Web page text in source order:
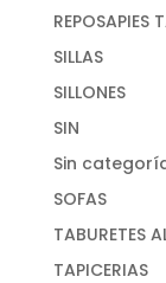
REPOSAPIES
SILLAS
SILLONES
SIN
Sin
SOFAS
TABURETES
TAPICERIAS